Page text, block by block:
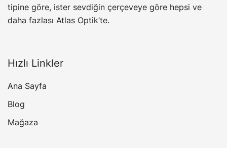
tipine göre, ister sevdiğin çerçeveye göre hepsi ve
daha fazlası Atlas Optik’te.
Hızlı Linkler
Ana Sayfa
Blog
Mağaza